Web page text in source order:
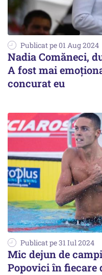
Publicat pe 01 Aug 2024
Nadia Comăneci,
A fost mai
concurat eu
Publicat pe 31 Iul 2024
Mic dejun de
Popovici în fiecare